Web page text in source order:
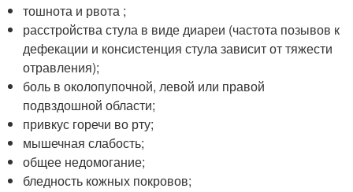
тошнота и рвота ;
расстройства стула в виде диареи (частота позывов к
дефекации и консистенция стула зависит от тяжести
отравления);
боль в околопупочной, левой или правой
подвздошной области;
привкус горечи во рту;
мышечная слабость;
общее недомогание;
бледность кожных покровов;